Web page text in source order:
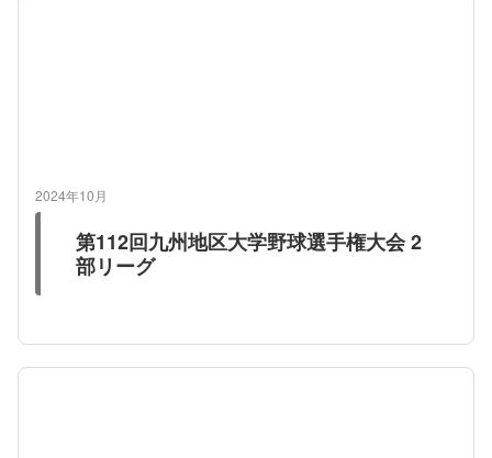
2024年10月
第112回九州地区大学野球選手権大会 2
部リーグ